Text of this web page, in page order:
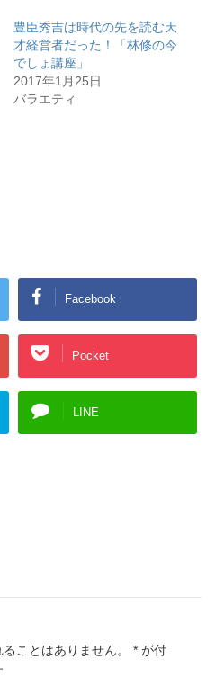
豊臣秀吉は時代の先を読む天
才経営者だった！「林修の今
でしょ講座」
2017年1月25日
バラエティ
Facebook
Pocket
LINE
ことはありません。 * が付